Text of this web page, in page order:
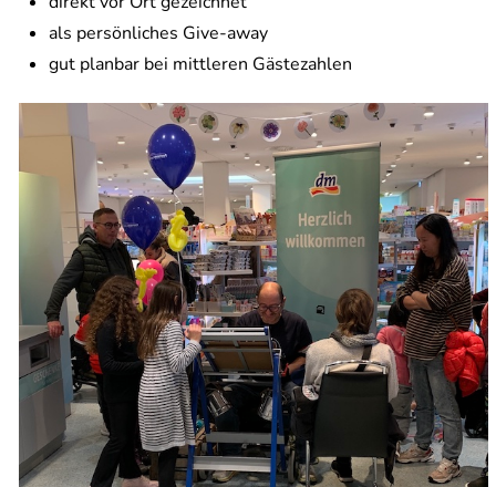
als persönliches Give-away
gut planbar bei mittleren Gästezahlen